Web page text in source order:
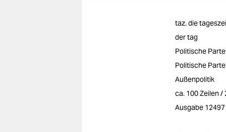
taz. die
der tag
Politische
Politische
Außenpolitik
ca. 100 Zeilen /
Ausgabe 12497